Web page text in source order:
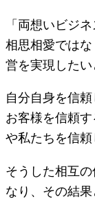
「両想いビジ
相思相愛では
営を実現したい
自分自身を信
お客様を信頼
や私たちを信頼
そうした相互
なり、その結